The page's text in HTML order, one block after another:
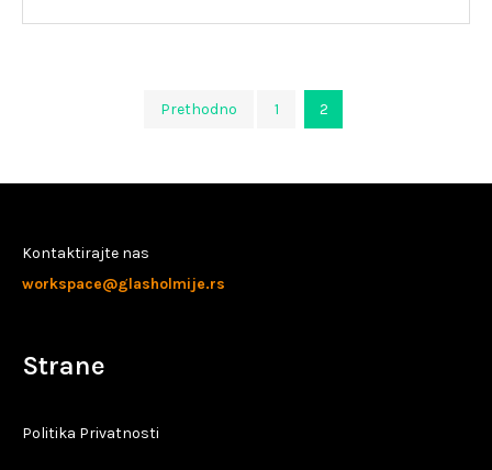
Paginacija
članaka
Prethodno 1 2
Kontaktirajte nas
workspace@glasholmije.rs
Strane
Politika Privatnosti